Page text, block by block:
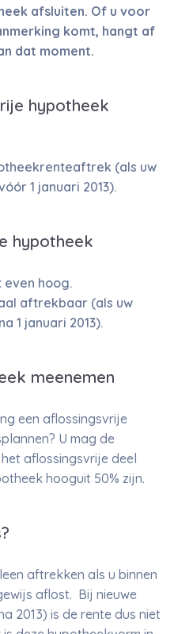
afsluiten. Of u voor
komt, hangt af
dat moment.
hypotheek
(als uw
1 januari 2013).
hypotheek
even hoog.
aftrekbaar (als uw
1 januari 2013).
meenemen
een aflossingsvrije
U mag de
aflossingsvrije deel
hooguit 50% zijn.
aftrekken als u binnen
aflost. Bij nieuwe
2013) is de rente dus niet